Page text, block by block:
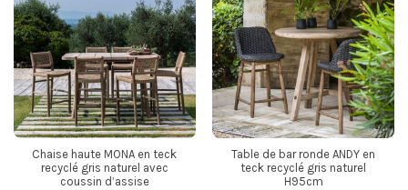
Chaise haute MONA en teck
recyclé gris naturel avec
coussin d’assise
Table de bar ronde ANDY en
teck recyclé gris naturel
H95cm